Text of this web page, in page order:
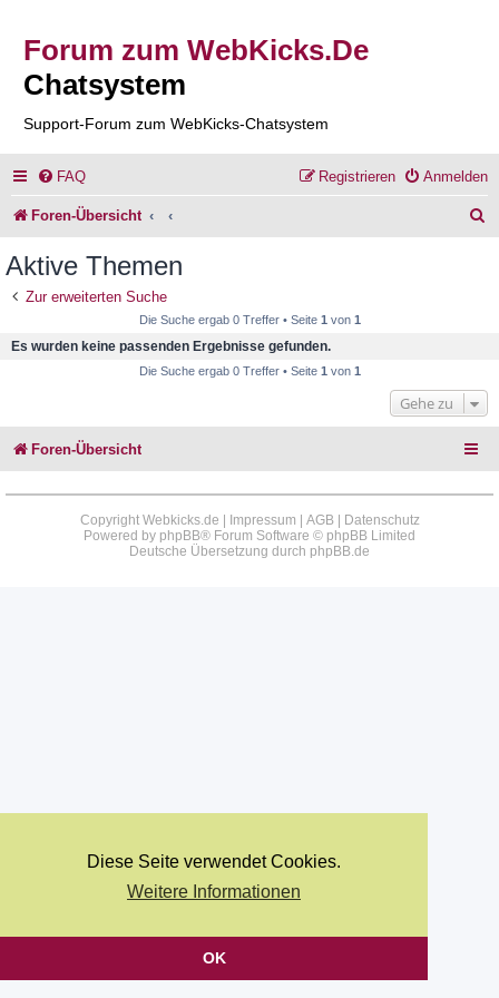
Diese Seite verwendet Cookies.
Weitere Informationen
OK
Forum zum WebKicks.De
Chatsystem
Support-Forum zum WebKicks-Chatsystem
FAQ Anmelden
Registrieren
Foren-Übersicht
Aktive Themen
Zur erweiterten Suche
Die Suche ergab 0 Treffer • Seite 1 von 1
Es wurden keine passenden Ergebnisse gefunden.
Die Suche ergab 0 Treffer • Seite 1 von 1
Gehe zu
Foren-Übersicht
Copyright Webkicks.de | Impressum AGB|
Datenschutz
Powered by phpBB® Forum Software © phpBB Limited
Deutsche Übersetzung durch phpBB.de